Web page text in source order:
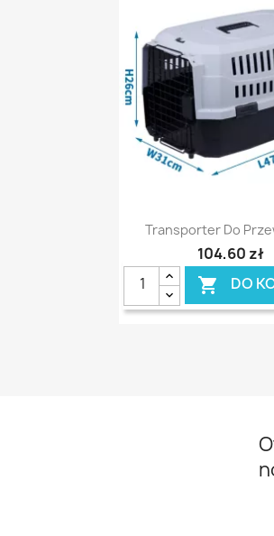
Szybki
Transporter Do
104,60 zł
 DO